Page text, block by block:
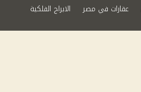
عقارات في مصر
الابراج الفلكية